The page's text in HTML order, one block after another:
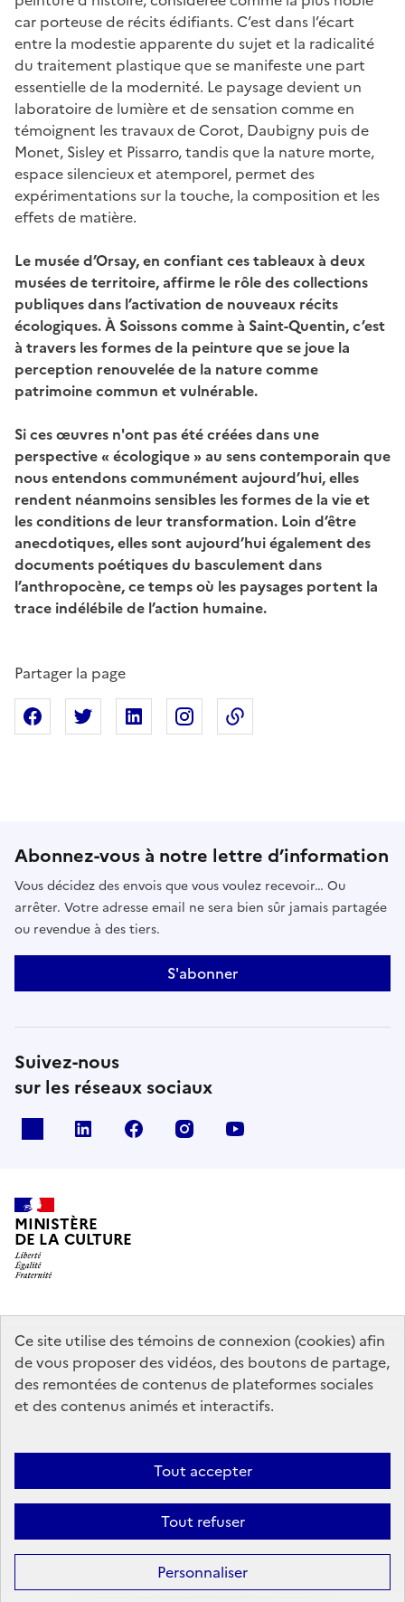
Ce site utilise des témoins de connexion (cookies) afin
de vous proposer des vidéos, des boutons de partage,
des remontées de contenus de plateformes sociales
et des contenus animés et interactifs.
Tout accepter
Tout refuser
Personnaliser
car porteuse de récits édifiants. C’est dans l’écart
entre la modestie apparente du sujet et la radicalité
du traitement plastique que se manifeste une part
essentielle de la modernité. Le paysage devient un
laboratoire de lumière et de sensation comme en
témoignent les travaux de Corot, Daubigny puis de
Monet, Sisley et Pissarro, tandis que la nature morte,
espace silencieux et atemporel, permet des
expérimentations sur la touche, la composition et les
effets de matière.
Le musée d’Orsay, en confiant ces tableaux à deux
musées de territoire, affirme le rôle des collections
publiques dans l’activation de nouveaux récits
écologiques. À Soissons comme à Saint-Quentin, c’est
à travers les formes de la peinture que se joue la
perception renouvelée de la nature comme
patrimoine commun et vulnérable.
Si ces œuvres n'ont pas été créées dans une
perspective « écologique » au sens contemporain que
nous entendons communément aujourd’hui, elles
rendent néanmoins sensibles les formes de la vie et
les conditions de leur transformation. Loin d’être
anecdotiques, elles sont aujourd’hui également des
documents poétiques du basculement dans
l’anthropocène, ce temps où les paysages portent la
trace indélébile de l’action humaine.
Partager la page
Partager sur Facebook
Partager sur XPartager sur Linkedin
Partager sur Instagram
Abonnez-vous à notre lettre d’information
Vous décidez des envois que vous voulez recevoir… Ou
arrêter. Votre adresse email ne sera bien sûr jamais partagée
ou revendue à des tiers.
S'abonner
Suivez-nous
sur les réseaux sociaux
linkedin facebook instagram
MINISTÈRE
DE LA CULTURE
data.gouv.fr legifrance.gouv.fr
info.gouv.fr
service-public.gouv.fr
Mentions légales Accessibilité : partiellement conforme
Politique
d’utilisation des témoins de connexion (cookies)
Plan du site
Sauf mention contraire, tous les contenus de ce site sont sous